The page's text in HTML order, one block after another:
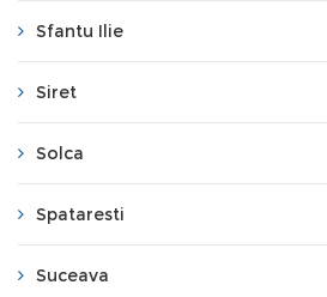
Sfantu Ilie
Siret
Solca
Spataresti
Suceava